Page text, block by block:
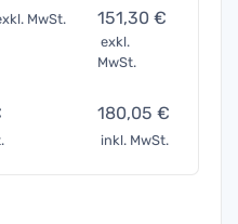
MwSt. 151,30 €
exkl.
MwSt.
180,05 €
inkl. MwSt.